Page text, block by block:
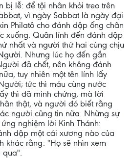
bị lễ: để tội nhân khỏi treo trên
vì ngày Sabbat là ngày đại
Philatô cho đánh dập ống chân
xuống. Quân lính đến đánh dập
nhất và người thứ hai cùng chịu
Nhưng lúc họ đến gần
đã chết, nên không đánh
tuy nhiên một tên lính lấy
tức thì máu cùng nước
thì đã minh chứng, mà lời
thật, và người đó biết rằng
người cũng tin nữa. Những sự
nghiệm lời Kinh Thánh:
dập một cái xương nào của
khác rằng: "Họ sẽ nhìn xem
qua".